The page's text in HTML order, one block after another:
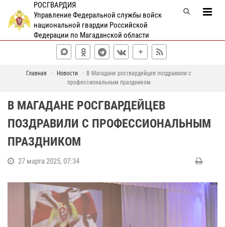
РОСГВАРДИЯ
Управление Федеральной службы войск
национальной гвардии Российской
Федерации по Магаданской области
Главная Новости
В Магадане росгвардейцев поздравили с
профессиональным праздником
В МАГАДАНЕ РОСГВАРДЕЙЦЕВ
ПОЗДРАВИЛИ С ПРОФЕССИОНАЛЬНЫМ
ПРАЗДНИКОМ
27 марта 2025, 07:34